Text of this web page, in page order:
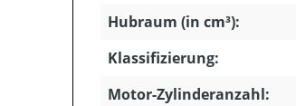
Hubraum (in cm³):
Klassifizierung:
Motor-Zylinderanzahl: